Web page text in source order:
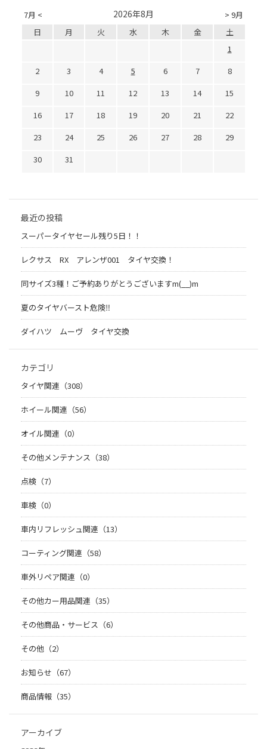
7月 < > 9月
2026年8月
日 月 火 水 木 金
土
1
2
3 4 5 6 7
8
9
10 11 12 13 14
15
16
17 18 19 20 21
22
23
24 25 26 27 28
29
30
31
最近の投稿
スーパータイヤセール残り5日！！
レクサス RX アレンザ001 タイヤ交換！
同サイズ3種！ご予約ありがとうございますm(__)m
夏のタイヤバースト危険‼
ダイハツ ムーヴ タイヤ交換
カテゴリ
タイヤ関連（308）
ホイール関連（56）
オイル関連（0）
その他メンテナンス（38）
点検（7）
車検（0）
車内リフレッシュ関連（13）
コーティング関連（58）
車外リペア関連（0）
その他カー用品関連（35）
その他商品・サービス（6）
その他（2）
お知らせ（67）
商品情報（35）
アーカイブ